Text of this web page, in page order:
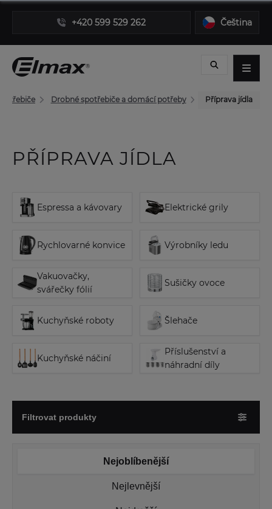
+420 599 529 262 Čeština
Drobné spotřebiče a domácí potřeby Příprava jídla
PŘÍPRAVA JÍDLA
Espressa a kávovary Elektrické grily
Rychlovarné konvice Výrobníky ledu
Vakuovačky,
svářečky fólií
Sušičky ovoce
Kuchyňské roboty Šlehače
Kuchyňské náčiní
Příslušenství a
náhradní díly
Filtrovat produkty
Nejoblíbenější
Nejlevnější